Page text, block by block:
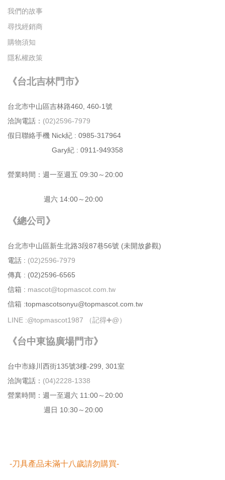
我們的故事
尋找經銷商
購物須知
隱私權政策
《台北吉林門市》
台北市中⼭區吉林路460, 460-1號
洽詢電話： (02)2596-7979
假日聯絡手機 Nick紀 : 0985-317964
Gary紀 : 0911-949358
營業時間：週⼀⾄週五 09:30～20:00
週六 14:00～20:00
《總公司》
台北市中⼭區新⽣北路3段87巷56號 (未開放參觀)
電話 : (02)2596-7979
傳真 : (02)2596-6565
信箱 : mascot@topmascot.com.tw
信箱 :topmascotsonyu@topmascot.com.tw
LINE :@topmascot1987 （記得➕@）
《台中東協廣場門市》
台中市綠川⻄街135號3樓-299, 301室
洽詢電話： (04)2228-1338
營業時間：週⼀⾄週六 11:00～20:00
週日 10:30～20:00
-刀具產品未滿十八歲請勿購買-